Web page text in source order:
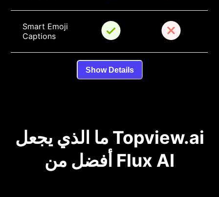
Smart Emoji
Captions
Show Details
ما الذي يجعل Topview.ai
أفضل من Flux AI